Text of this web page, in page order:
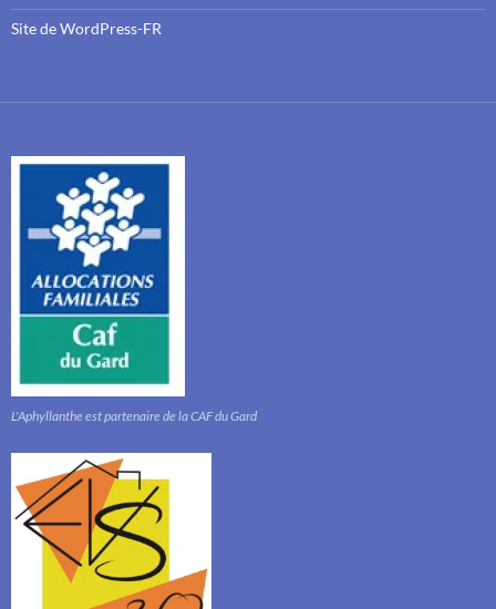
Site de WordPress-FR
L'Aphyllanthe est partenaire de la CAF du Gard